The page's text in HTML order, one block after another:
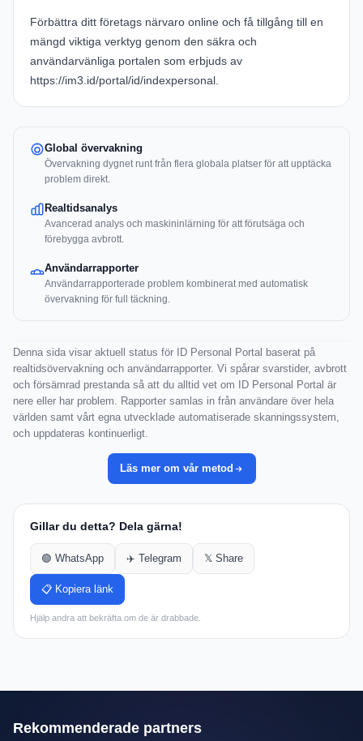
Förbättra ditt företags närvaro online och få tillgång till en
mängd viktiga verktyg genom den säkra och
användarvänliga portalen som erbjuds av
https://im3.id/portal/id/indexpersonal.
Global övervakning
Övervakning dygnet runt från flera globala platser för att upptäcka
problem direkt.
Realtidsanalys
Avancerad analys och maskininlärning för att förutsäga och
förebygga avbrott.
Användarrapporter
Användarrapporterade problem kombinerat med automatisk
övervakning för full täckning.
Denna sida visar aktuell status för ID Personal Portal baserat på
realtidsövervakning och användarrapporter. Vi spårar svarstider, avbrott
och försämrad prestanda så att du alltid vet om ID Personal Portal är
nere eller har problem. Rapporter samlas in från användare över hela
världen samt vårt egna utvecklade automatiserade skanningssystem,
och uppdateras kontinuerligt.
Läs mer om vår metod
Gillar du detta? Dela gärna!
🟢 WhatsApp ✈️ Telegram 𝕏 Share
📋 Kopiera länk
Hjälp andra att bekräfta om de är drabbade.
Rekommenderade partners